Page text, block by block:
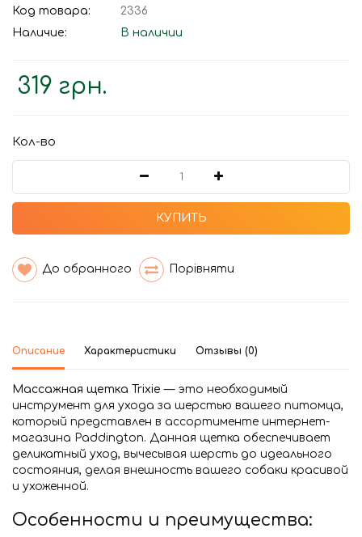
Код товара:
2336
Наличие:
В наличии
319 грн.
Кол-во
КУПИТЬ
До обранного Порівняти
Описание Характеристики Отзывы (0)
Массажная щетка Trixie — это необходимый
инструмент для ухода за шерстью вашего питомца,
который представлен в ассортименте интернет-
магазина Paddington. Данная щетка обеспечивает
деликатный уход, вычесывая шерсть до идеального
состояния, делая внешность вашего собаки красивой
и ухоженной.
Особенности и преимущества: